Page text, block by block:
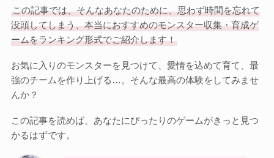
Otome Game
乙女ゲーム
検索
この記事では、そんなあなたのために、思わず時間を忘れて
没頭してしまう、本当におすすめのモンスター収集・育成ゲ
ームをランキング形式でご紹介します！
お気に入りのモンスターを見つけて、愛情を込めて育て、最
強のチームを作り上げる…。そんな最高の体験をしてみませ
んか？
この記事を読めば、あなたにぴったりのゲームがきっと見つ
かるはずです。